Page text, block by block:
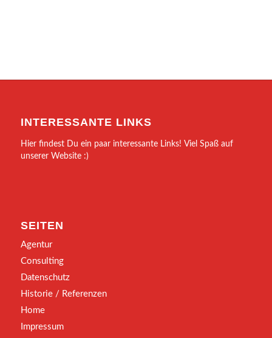
INTERESSANTE LINKS
Hier findest Du ein paar interessante Links! Viel Spaß auf
unserer Website :)
SEITEN
Agentur
Consulting
Datenschutz
Historie / Referenzen
Home
Impressum